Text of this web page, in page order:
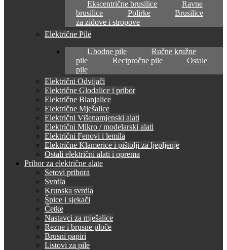
Ekscentrične brusilice
Ravne
brusilice
Polirke
Brusilice
za zidove i stropove
Električne Pile
Ubodne pile
Ručne kružne
pile
Recipročne pile
Ostale
pile
Električni Odvijači
Električne Glodalice i pribor
Električne Blanjalice
Električne Mješalice
Električni Višenamjenski alati
Električni Mikro / modelarski alati
Električni Fenovi i lemila
Električne Klamerice i pištolji za ljepljenje
Ostali električni alati i oprema
Pribor za električne alate
Setovi pribora
Svrdla
Krunska svrdla
Špice i sjekači
Četke
Nastavci za mješalice
Rezne i brusne ploče
Brusni papiri
Listovi za pile